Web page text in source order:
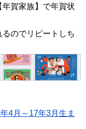
賀家族】で年賀状
のでリピートしち